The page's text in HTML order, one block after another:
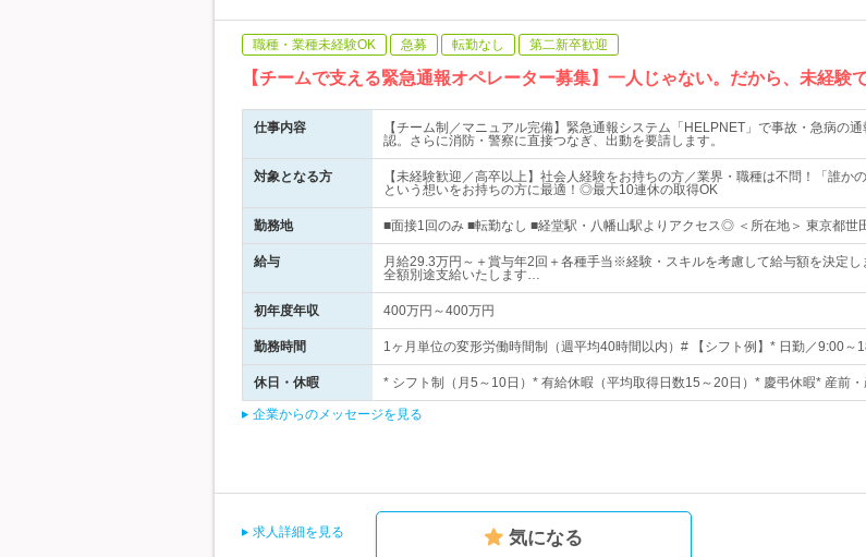
職種・業種未経験OK 急募 転勤なし 第二新卒歓迎
【チームで支える緊急通報オペレーター募集】一人じゃない。だから、未経験
仕事内容
【チーム制／マニュアル完備】緊急通報システム「HELPNET」で事故・急病の
認。さらに消防・警察に直接つなぎ、出動を要請します。
対象となる方
【未経験歓迎／高卒以上】社会人経験をお持ちの方／業界・職種は不問！「誰か
という想いをお持ちの方に最適！◎最大10連休の取得OK
勤務地 ■面接1回のみ ■転勤なし ■経堂駅・八幡山駅よりアクセス◎ ＜所在地＞ 東京都世
給与
月給29.3万円～＋賞与年2回＋各種手当※経験・スキルを考慮して給与額を決定
全額別途支給いたします…
初年度年収 400万円～400万円
勤務時間 1ヶ月単位の変形労働時間制（週平均40時間以内）# 【シフト例】* 日勤／9:00
休日・休暇 * シフト制（月5～10日）* 有給休暇（平均取得日数15～20日）* 慶弔休暇* 産前
企業からのメッセージを見る
求人詳細を見る 気になる